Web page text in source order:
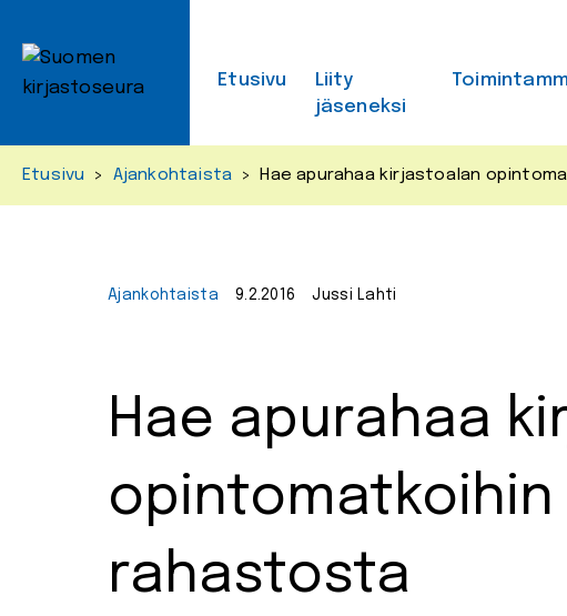
Etusivu
Liity
jäseneksi
Etusivu > Ajankohtaista > Hae apurahaa kirjastoalan
Ajankohtaista 9.2.2016 Jussi Lahti
Hae apurahaa
opintomatkoihin
rahastosta